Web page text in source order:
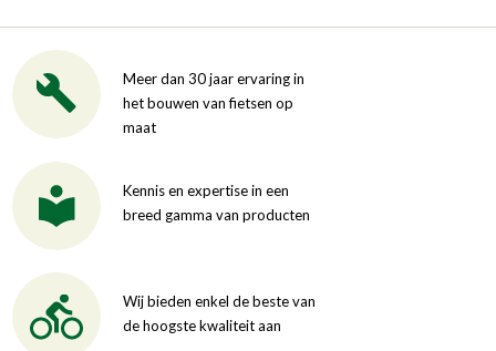
Meer dan 30 jaar ervaring in
het bouwen van fietsen op
maat
Kennis en expertise in een
breed gamma van producten
Wij bieden enkel de beste van
de hoogste kwaliteit aan